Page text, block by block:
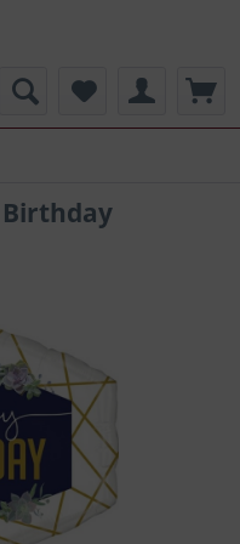
Birthday